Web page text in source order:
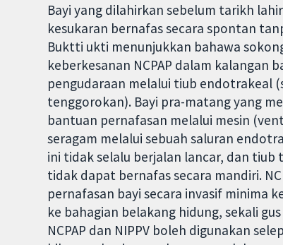
Bayi yang dilahirkan sebelum tarikh
kesukaran bernafas secara spontan
Buktti ukti menunjukkan bahawa
keberkesanan NCPAP dalam kalangan
pengudaraan melalui tiub endotrakeal
tenggorokan). Bayi pra-matang yang
bantuan pernafasan melalui mesin
seragam melalui sebuah saluran
ini tidak selalu berjalan lancar, dan tiub
tidak dapat bernafas secara mandiri.
pernafasan bayi secara invasif minima
ke bahagian belakang hidung, sekali
NCPAP dan NIPPV boleh digunakan